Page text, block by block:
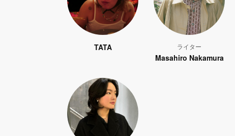
TATA ライター
Masahiro Nakamura